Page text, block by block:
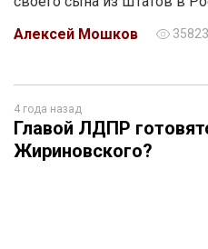
Алексей Мошков
35823
4 года назад
Главой ЛДПР
Жириновского?